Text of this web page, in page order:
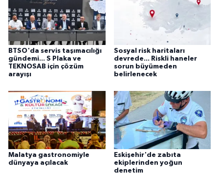
BTSO'da servis taşımacılığı
gündemi... S Plaka ve
TEKNOSAB için çözüm
arayışı
Sosyal risk haritaları
devrede... Riskli haneler
sorun büyümeden
belirlenecek
Malatya gastronomiyle
dünyaya açılacak
Eskişehir'de zabıta
ekiplerinden yoğun
denetim